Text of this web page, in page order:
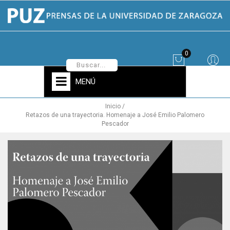
0
MENÚ
Inicio
Retazos de una trayectoria. Homenaje a José Emilio Palomero
Pescador